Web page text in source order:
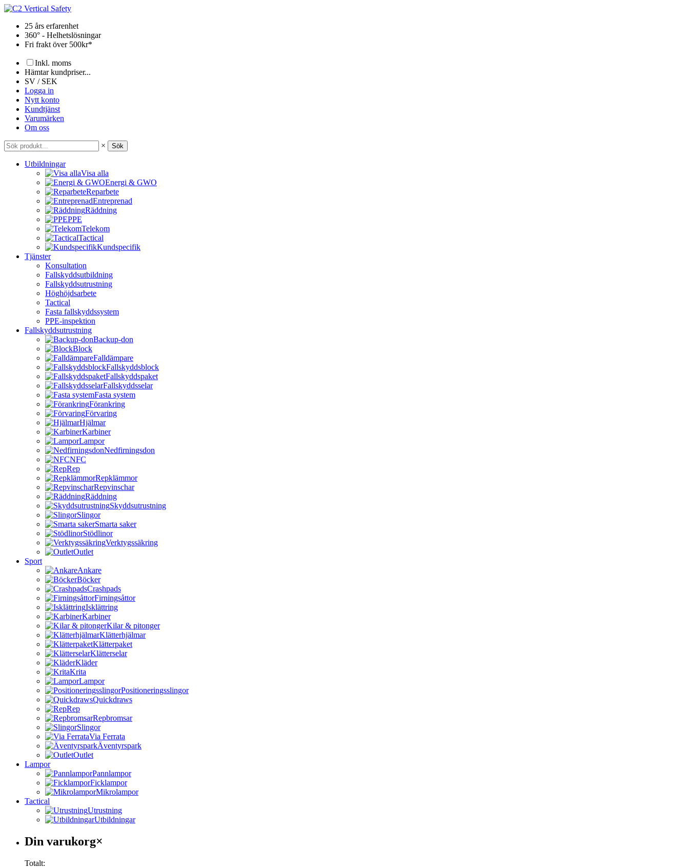
Hoppa
innehåll25 års erfarenhet
360° - Helhetslösningar
Fri frakt över 500kr*
Inkl. moms
Hämtar kundpriser...
SV / SEK
Logga in
Nytt konto
Kundtjänst
Varumärken
Om oss
× Sök
Utbildningar
Visa alla
Energi & GWO
Reparbete
Entreprenad
Räddning
PPE
Telekom
Tactical
Kundspecifik
Tjänster
Konsultation
Fallskyddsutbildning
Fallskyddsutrustning
Höghöjdsarbete
Tactical
Fasta fallskyddssystem
PPE-inspektion
Fallskyddsutrustning
Backup-don
Block
Falldämpare
Fallskyddsblock
Fallskyddspaket
Fallskyddsselar
Fasta system
Förankring
Förvaring
Hjälmar
Karbiner
Lampor
Nedfirningsdon
NFC
Rep
Repklämmor
Repvinschar
Räddning
Skyddsutrustning
Slingor
Smarta saker
Stödlinor
Verktygssäkring
Outlet
Sport
Ankare
Böcker
Crashpads
Firningsåttor
Isklättring
Karbiner
Kilar & pitonger
Klätterhjälmar
Klätterpaket
Klätterselar
Kläder
Krita
Lampor
Positioneringsslingor
Quickdraws
Rep
Repbromsar
Slingor
Via Ferrata
Äventyrspark
Outlet
Lampor
Pannlampor
Ficklampor
Mikrolampor
Tactical
Utrustning
Utbildningar
Varukorg
Din varukorg×
Totalt: